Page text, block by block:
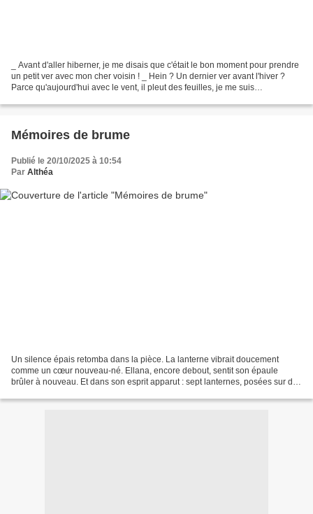
_ Avant d'aller hiberner, je me disais que c'était le bon moment pour prendre
un petit ver avec mon cher voisin ! _ Hein ? Un dernier ver avant l'hiver ?
Parce qu'aujourd'hui avec le vent, il pleut des feuilles, je me suis
Mémoires de brume
Publié le 20/10/2025 à 10:54
Par Althéa
Un silence épais retomba dans la pièce. La lanterne vibrait doucement
comme un cœur nouveau-né. Ellana, encore debout, sentit son épaule
brûler à nouveau. Et dans son esprit apparut : sept lanternes, posées sur des